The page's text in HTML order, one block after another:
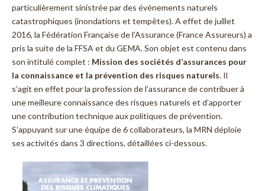
particulièrement sinistrée par des événements naturels
catastrophiques (inondations et tempêtes). A effet de juillet
2016, la Fédération Française de l’Assurance (France Assureurs) a
pris la suite de la FFSA et du GEMA. Son objet est contenu dans
son intitulé complet : Mission des sociétés d’assurances pour
la connaissance et la prévention des risques naturels. Il
s’agit en effet pour la profession de l’assurance de contribuer à
une meilleure connaissance des risques naturels et d’apporter
une contribution technique aux politiques de prévention.
S’appuyant sur une équipe de 6 collaborateurs, la MRN déploie
ses activités dans 3 directions, détaillées ci-dessous.